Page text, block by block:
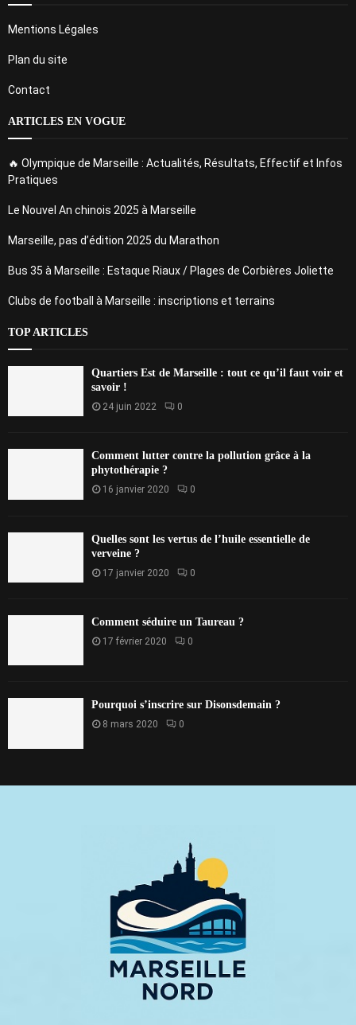
Mentions Légales
Plan du site
Contact
ARTICLES EN VOGUE
🔥 Olympique de Marseille : Actualités, Résultats, Effectif et Infos
Pratiques
Le Nouvel An chinois 2025 à Marseille
Marseille, pas d’édition 2025 du Marathon
Bus 35 à Marseille : Estaque Riaux / Plages de Corbières Joliette
Clubs de football à Marseille : inscriptions et terrains
TOP ARTICLES
Quartiers Est de Marseille : tout ce qu’il faut voir et
savoir !
24 juin 2022 0
Comment lutter contre la pollution grâce à la
phytothérapie ?
16 janvier 2020 0
Quelles sont les vertus de l’huile essentielle de
verveine ?
17 janvier 2020 0
Comment séduire un Taureau ?
17 février 2020 0
Pourquoi s’inscrire sur Disonsdemain ?
8 mars 2020 0